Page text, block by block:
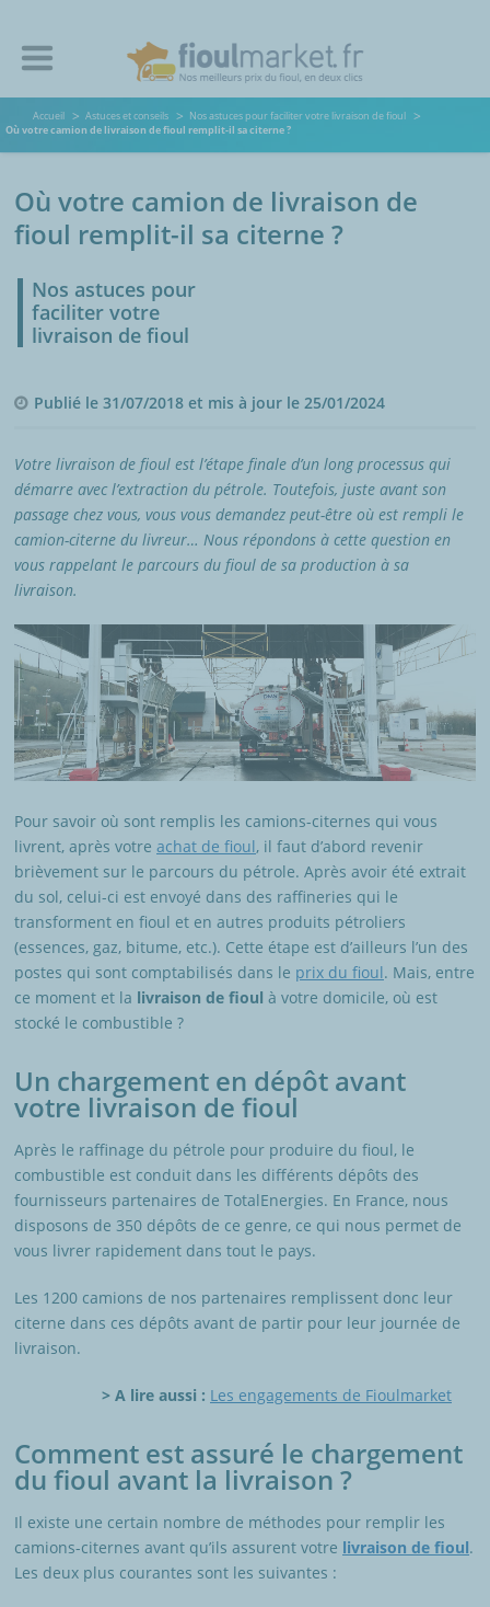
Accueil Astuces et conseils
Nos astuces pour faciliter votre livraison de fioul
Où votre camion de livraison de fioul remplit-il sa citerne ?
Où votre camion de livraison de
fioul remplit-il sa citerne ?
Nos astuces pour
faciliter votre
livraison de fioul
Publié le 31/07/2018 et mis à jour le 25/01/2024
Votre livraison de fioul est l’étape finale d’un long processus qui
démarre avec l’extraction du pétrole. Toutefois, juste avant son
passage chez vous, vous vous demandez peut-être où est rempli le
camion-citerne du livreur… Nous répondons à cette question en
vous rappelant le parcours du fioul de sa production à sa
livraison.
Pour savoir où sont remplis les camions-citernes qui vous
livrent, après votre achat de fioul, il faut d’abord revenir
brièvement sur le parcours du pétrole. Après avoir été extrait
du sol, celui-ci est envoyé dans des raffineries qui le
transforment en fioul et en autres produits pétroliers
(essences, gaz, bitume, etc.). Cette étape est d’ailleurs l’un des
postes qui sont comptabilisés dans le prix du fioul. Mais, entre
ce moment et la livraison de fioul à votre domicile, où est
stocké le combustible ?
Un chargement en dépôt avant
votre livraison de fioul
Après le raffinage du pétrole pour produire du fioul, le
combustible est conduit dans les différents dépôts des
fournisseurs partenaires de TotalEnergies. En France, nous
disposons de 350 dépôts de ce genre, ce qui nous permet de
vous livrer rapidement dans tout le pays.
Les 1200 camions de nos partenaires remplissent donc leur
citerne dans ces dépôts avant de partir pour leur journée de
livraison.
> A lire aussi : Les engagements de Fioulmarket
Comment est assuré le chargement
du fioul avant la livraison ?
Il existe une certain nombre de méthodes pour remplir les
camions-citernes avant qu’ils assurent votre livraison de fioul.
Les deux plus courantes sont les suivantes :